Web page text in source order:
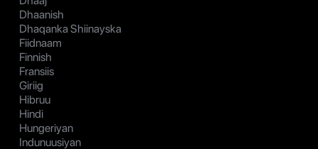
Dhaanish
Dhaqanka Shiinayska
Fiidnaam
Finnish
Fransiis
Giriig
Hibruu
Hindi
Hungeriyan
Indunuusiyan